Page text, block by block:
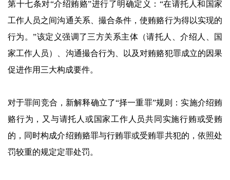
第十七条对“介绍贿赂”进行了明确定义：“在请托人和国家
工作人员之间沟通关系、撮合条件，使贿赂行为得以实现的
行为。”该定义强调了三方关系主体（请托人、介绍人、国
家工作人员）、沟通撮合行为、以及对贿赂犯罪成立的因果
促进作用三大构成要件。
对于罪间竞合，新解释确立了“择一重罪”规则：实施介绍贿
赂行为，又与请托人或国家工作人员共同实施行贿或受贿
的，同时构成介绍贿赂罪与行贿罪或受贿罪共犯的，依照处
罚较重的规定定罪处罚。